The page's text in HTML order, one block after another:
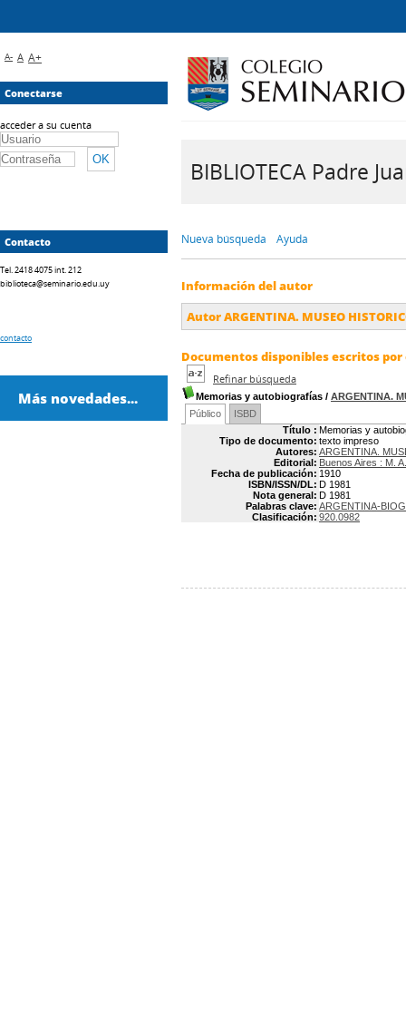
BIBLIOTECA Padre
Nueva búsqueda Ayuda
Información del autor
Autor ARGENTINA. MUSEO
Documentos disponibles escritos
Refinar búsqueda
Memorias y autobiografías / ARGENTINA.
Público
ISBD
Título : Memorias y
Tipo de documento: texto impreso
Autores: ARGENTINA.
Editorial: Buenos Aires : M.
Fecha de publicación: 1910
ISBN/ISSN/DL: D 1981
Nota general: D 1981
Palabras clave: ARGENTINA-
Clasificación: 920.0982
A- A A+
Conectarse
acceder a su cuenta
Contacto
Tel. 2418 4075 int. 212
biblioteca@seminario.edu.uy
contacto
Más novedades...